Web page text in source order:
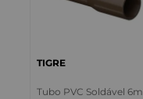
TIGRE
Tubo PVC Soldável 6m